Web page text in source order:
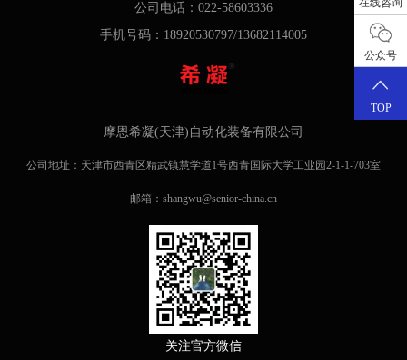
公司电话：022-58603336
手机号码：18920530797/13682114005
摩恩希凝(天津)自动化装备有限公司
公司地址：天津市西青区精武镇慧学道1号西青国际大学工业园2-1-1-703室
邮箱：shangwu@senior-china.cn
关注官方微信
公众号
TOP